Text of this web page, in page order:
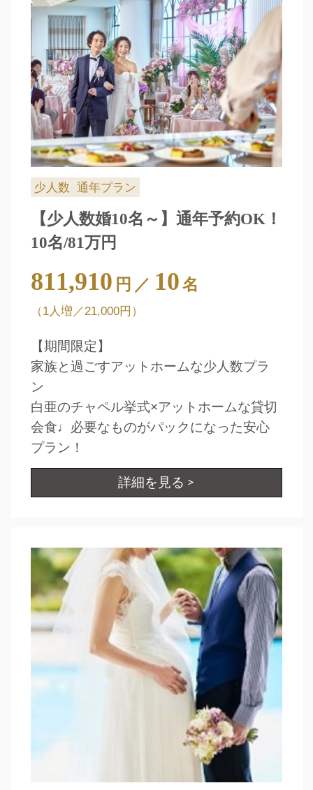
少人数 通年プラン
【少人数婚10名～】通年予約OK！
10名/81万円
811,910 円 ／ 10 名
（1人増／21,000円）
【期間限定】
家族と過ごすアットホームな少人数プラ
ン
白亜のチャペル挙式×アットホームな貸切
会食♩必要なものがパックになった安心
プラン！
詳細を見る